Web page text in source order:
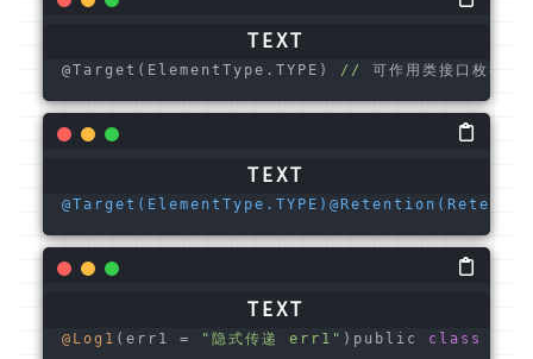
@Target(ElementType.TYPE) // 可作用类接口枚
@Target(ElementType.TYPE)
@Log1 (err1 = "隐式传递 err1" )public class